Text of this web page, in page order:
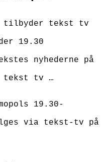
tilbyder tekst tv
19.30
nyhederne på
tekst tv …
19.30-
via tekst-tv på